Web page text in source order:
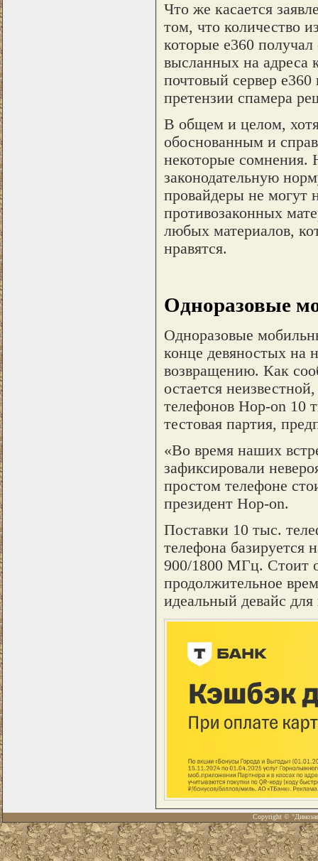
Что же касается
том, что количество
которые e360 получал
высланных на адреса
почтовый сервер
претензии спамера
В общем и целом,
обоснованным и
некоторые сомнения.
законодательную
провайдеры не могут
противозаконных
любых материалов,
нравятся.
Одноразовые
Одноразовые
конце девяностых на
возвращению. Как
остается
телефонов Hop-on 10
тестовая партия,
«Во время наших
зафиксировали
простом телефоне
президент Hop-on.
Поставки 10 тыс.
телефона базируется
900/1800 МГц. Стоит
продолжительное
идеальный девайс
Copyright ©